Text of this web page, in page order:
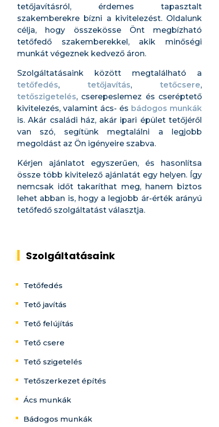
tetőjavításról, érdemes tapasztalt
szakemberekre bízni a kivitelezést. Oldalunk
célja, hogy összekösse Önt megbízható
tetőfedő szakemberekkel, akik minőségi
munkát végeznek kedvező áron.
Szolgáltatásaink között megtalálható a
tetőfedés, tetőjavítás, tetőcsere,
tetőszigetelés, cserepeslemez és cseréptető
kivitelezés, valamint ács- és bádogos munkák
is. Akár családi ház, akár ipari épület tetőjéről
van szó, segítünk megtalálni a legjobb
megoldást az Ön igényeire szabva.
Kérjen ajánlatot egyszerűen, és hasonlítsa
össze több kivitelező ajánlatát egy helyen. Így
nemcsak időt takaríthat meg, hanem biztos
lehet abban is, hogy a legjobb ár-érték arányú
tetőfedő szolgáltatást választja.
Szolgáltatásaink
Tetőfedés
Tető javítás
Tető felújítás
Tető csere
Tető szigetelés
Tetőszerkezet építés
Ács munkák
Bádogos munkák